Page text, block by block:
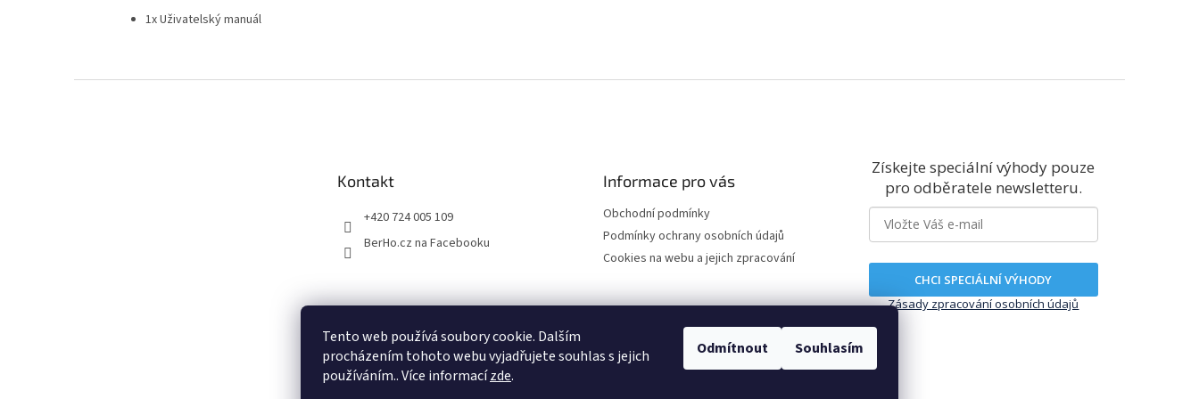
Tento web používá soubory cookie. Dalším
procházením tohoto webu vyjadřujete souhlas s jejich
používáním.. Více informacízde.
Odmítnout Souhlasím
1x Uživatelský manuál
Kontakt
+420 724 005 109
BerHo.cz na Facebooku
Informace pro vás
Obchodní podmínky
Podmínky ochrany osobních údajů
Cookies na webu a jejich zpracování
Získejte speciální výhody pouze
pro odběratele newsletteru.
CHCI SPECIÁLNÍ VÝHODY
Zásady zpracování osobních údajů